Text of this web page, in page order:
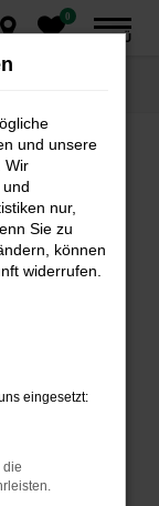
0
MENÜ
können:
einem
und unsere
Wir
nur,
Sie zu
können
widerrufen.
eingesetzt:
die